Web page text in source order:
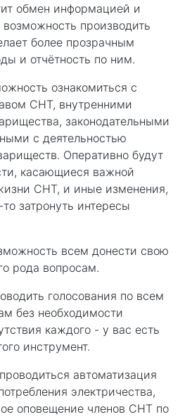
обмен информацией и
возможность производить
более прозрачным
и отчётность по ним.
ознакомиться с
СНТ, внутренними
законодательными
с деятельностью
Оперативно будут
касающиеся важной
СНТ, и иные изменения,
затронуть интересы
всем донести свою
рода вопросам.
голосования по всем
без необходимости
каждого - у вас есть
инструмент.
автоматизация
электричества,
оповещение членов СНТ по